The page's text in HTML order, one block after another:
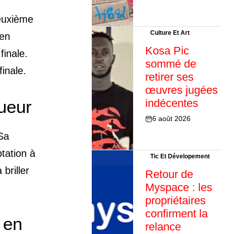
à
briller
Culture Et Art
Kosa Pic
sommé de
retirer ses
œuvres jugées
indécentes
6 août 2026
Tic Et Dévelopement
Retour de
Myspace : les
propriétaires
confirment la
relance